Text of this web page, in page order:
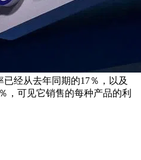
已经从去年同期的17％，以及
，可见它销售的每种产品的利